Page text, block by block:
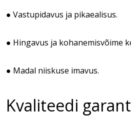
● Vastupidavus ja pikaealisus.
● Hingavus ja kohanemisvõime
● Madal niiskuse imavus.
Kvaliteedi